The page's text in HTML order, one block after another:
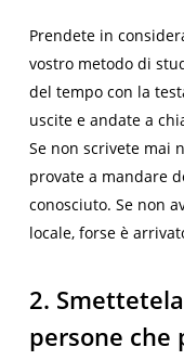
Prendete in
vostro metodo di
del tempo con la
uscite e andate a
Se non scrivete mai
provate a mandare
conosciuto. Se non
locale, forse è
2.
persone che